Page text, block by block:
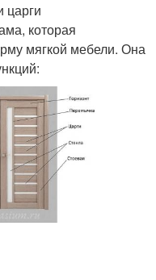
царги
которая
мягкой мебели. Она